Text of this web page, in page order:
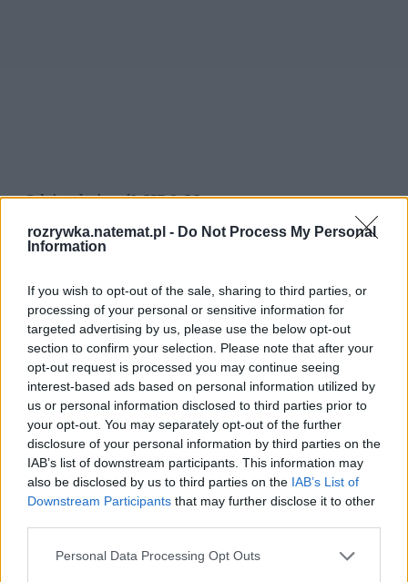
rozrywka.natemat.pl - Do Not Process My Personal
Information
If you wish to opt-out of the sale, sharing to third parties, or
processing of your personal or sensitive information for
targeted advertising by us, please use the below opt-out
section to confirm your selection. Please note that after your
opt-out request is processed you may continue seeing
interest-based ads based on personal information utilized by
us or personal information disclosed to third parties prior to
your opt-out. You may separately opt-out of the further
disclosure of your personal information by third parties on the
IAB’s list of downstream participants. This information may
also be disclosed by us to third parties on the IAB’s List of
Downstream Participants that may further disclose it to other
Personal Data Processing Opt Outs
Gdzie obejrzeć? HBO Max
Atelier spiczastych kapeluszy
Coco i Qifrey z serialu anime "Atelier spiczastych kapeluszy". Fot.